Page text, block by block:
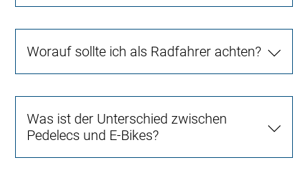
Worauf sollte ich als Radfahrer achten?
Was ist der Unterschied zwischen
Pedelecs und E-Bikes?